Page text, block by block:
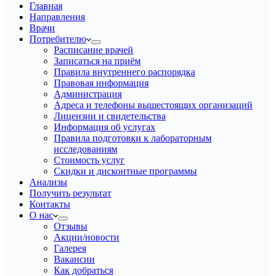
Главная
Направления
Врачи
Потребителю
Расписание врачей
Записаться на приём
Правила внутреннего распорядка
Правовая информация
Администрация
Адреса и телефоны вышестоящих организаций
Лицензии и свидетельства
Информация об услугах
Правила подготовки к лабораторным
исследованиям
Стоимость услуг
Скидки и дисконтные программы
Анализы
Получить результат
Контакты
О нас
Отзывы
Акции/новости
Галерея
Вакансии
Как добраться